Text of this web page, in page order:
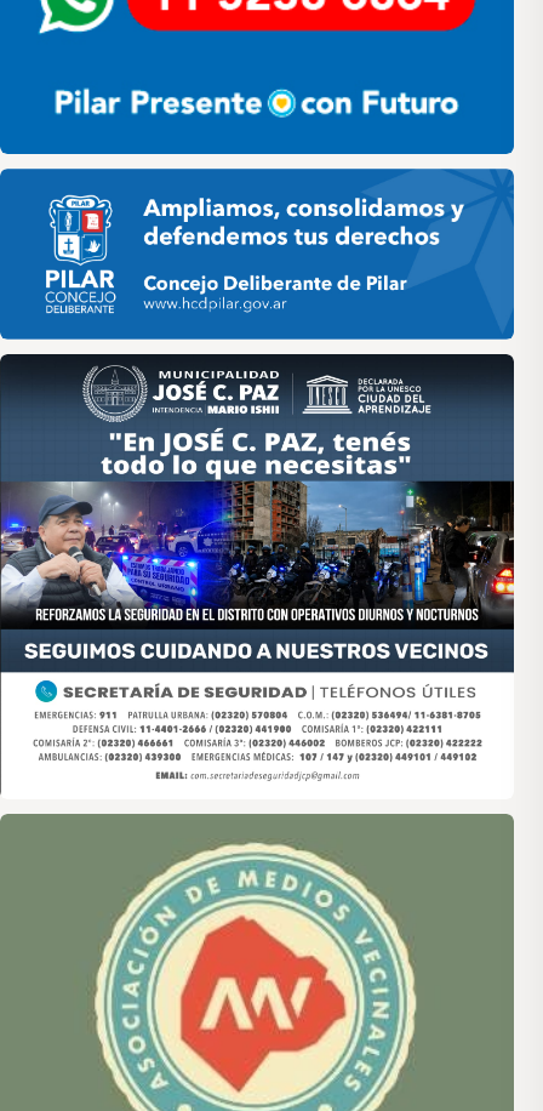
Pilar HCD
Asociación de Medios Vecinales